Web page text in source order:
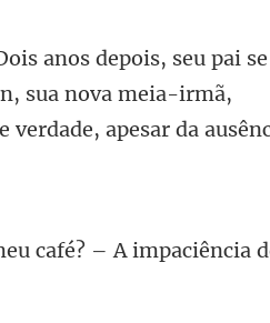
sua nova meia-irmã,
café? – A impaciência d